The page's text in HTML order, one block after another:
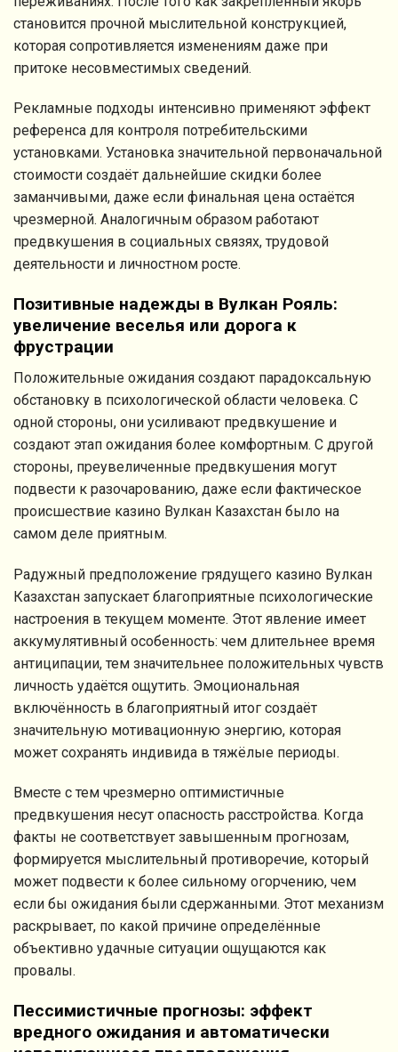
становится прочной мыслительной конструкцией,
которая сопротивляется изменениям даже при
притоке несовместимых сведений.
Рекламные подходы интенсивно применяют эффект
референса для контроля потребительскими
установками. Установка значительной первоначальной
стоимости создаёт дальнейшие скидки более
заманчивыми, даже если финальная цена остаётся
чрезмерной. Аналогичным образом работают
предвкушения в социальных связях, трудовой
деятельности и личностном росте.
Позитивные надежды в Вулкан Рояль:
увеличение веселья или дорога к
фрустрации
Положительные ожидания создают парадоксальную
обстановку в психологической области человека. С
одной стороны, они усиливают предвкушение и
создают этап ожидания более комфортным. С другой
стороны, преувеличенные предвкушения могут
подвести к разочарованию, даже если фактическое
происшествие казино Вулкан Казахстан было на
самом деле приятным.
Радужный предположение грядущего казино Вулкан
Казахстан запускает благоприятные психологические
настроения в текущем моменте. Этот явление имеет
аккумулятивный особенность: чем длительнее время
антиципации, тем значительнее положительных чувств
личность удаётся ощутить. Эмоциональная
включённость в благоприятный итог создаёт
значительную мотивационную энергию, которая
может сохранять индивида в тяжёлые периоды.
Вместе с тем чрезмерно оптимистичные
предвкушения несут опасность расстройства. Когда
факты не соответствует завышенным прогнозам,
формируется мыслительный противоречие, который
может подвести к более сильному огорчению, чем
если бы ожидания были сдержанными. Этот механизм
раскрывает, по какой причине определённые
объективно удачные ситуации ощущаются как
провалы.
Пессимистичные прогнозы: эффект
вредного ожидания и автоматически